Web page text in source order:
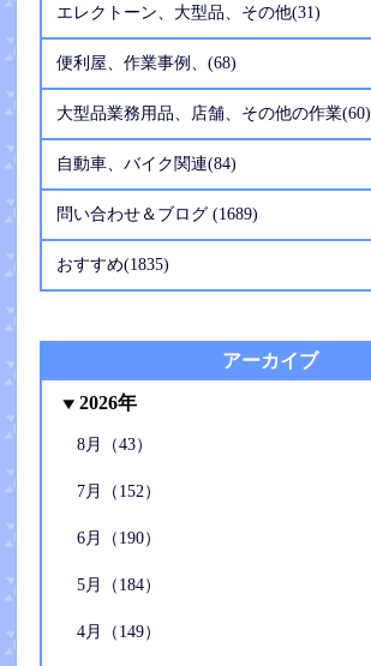
エレクトーン、大型品、その他(31)
便利屋、作業事例、(68)
大型品業務用品、店舗、その他の作業(60)
自動車、バイク関連(84)
問い合わせ＆ブログ (1689)
おすすめ(1835)
アーカイブ
2026年
8月（43）
7月（152）
6月（190）
5月（184）
4月（149）